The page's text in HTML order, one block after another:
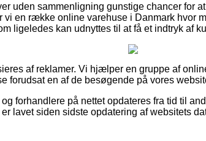
uden sammenligning gunstige chancer for
vi en række online varehuse i Danmark hvor
ligeledes kan udnyttes til at få et indtryk af
af reklamer. Vi hjælper en gruppe af
forudsat en af de besøgende på vores
forhandlere på nettet opdateres fra tid til
lavet siden sidste opdatering af websitets